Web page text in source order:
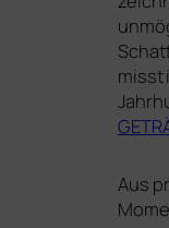
misst
Aus